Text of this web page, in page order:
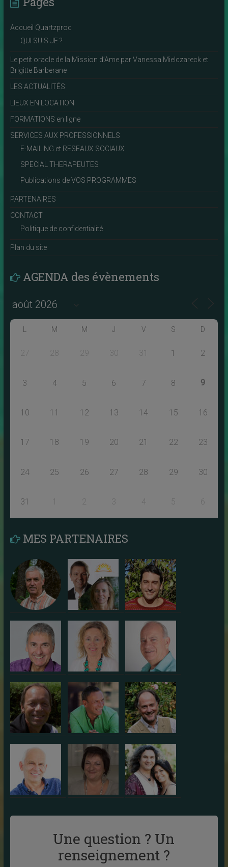
Accueil Quartzprod
QUI SUIS-JE ?
Le petit oracle de la Mission d’Ame par Vanessa Mielczareck et
Brigitte Barberane
LES ACTUALITÉS
LIEUX EN LOCATION
FORMATIONS en ligne
SERVICES AUX PROFESSIONNELS
E-MAILING et RESEAUX SOCIAUX
SPECIAL THERAPEUTES
Publications de VOS PROGRAMMES
PARTENAIRES
CONTACT
Politique de confidentialité
Plan du site
AGENDA des évènements
L M M J V S D
27 28 29 30 31 1 2
3 4 5 6 7 8 9
10 11 12 13 14 15 16
17 18 19 20 21 22 23
24 25 26 27 28 29 30
31 2 3 5 6
MES PARTENAIRES
Une question ? Un
renseignement ?